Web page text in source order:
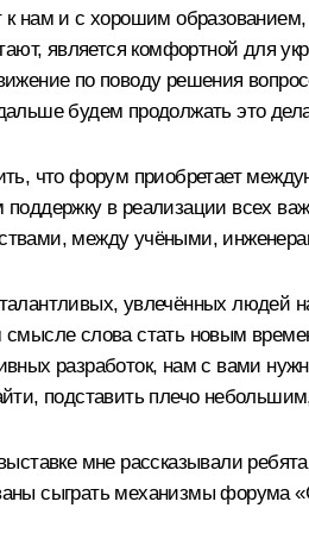
к нам и с хорошим
является комфортной для
по поводу решения
будем продолжать это
что форум приобретает
поддержку в реализации всех
между учёными,
увлечённых людей
слова стать новым
разработок, нам с вами
подставить плечо
мне рассказывали
сыграть механизмы форума